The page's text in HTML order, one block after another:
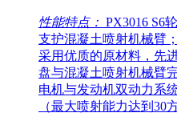
性能特点： PX3016 S6
支护混凝土喷射机械臂；
采用优质的原材料，先
盘与混凝土喷射机械臂
电机与发动机双动力系
（最大喷射能力达到30